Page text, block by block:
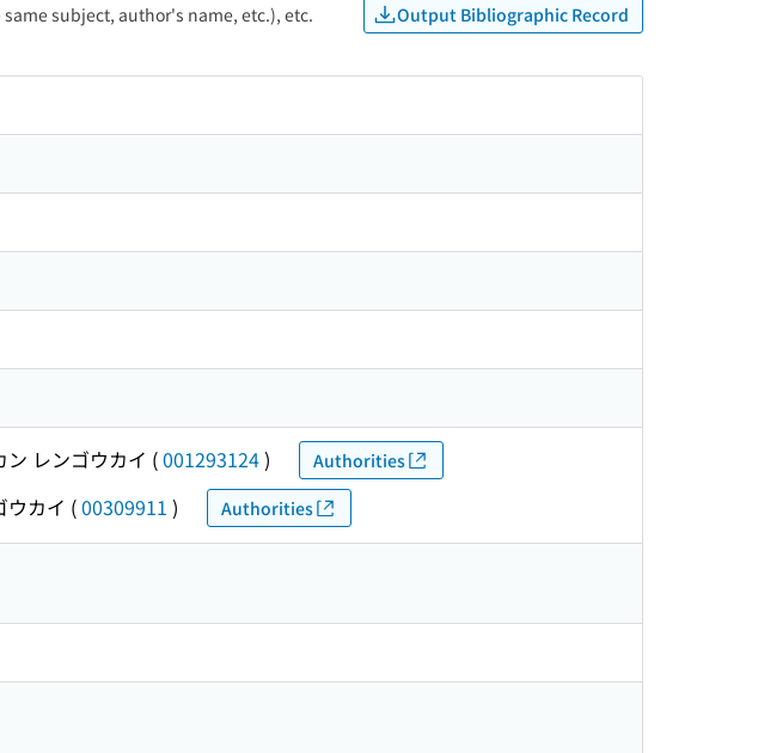
subject, author's name, etc.), etc. Output Bibliographic Record
レンゴウカイ (001293124) Authorities
ウカイ (00309911 ) Authorities